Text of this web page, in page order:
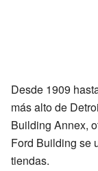
Desde 1909
más alto de
Building Annex,
Ford Building se
tiendas.